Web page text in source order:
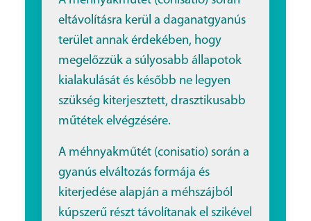
eltávolításra kerül a daganatgyanús
terület annak érdekében, hogy
megelőzzük a súlyosabb állapotok
kialakulását és később ne legyen
szükség kiterjesztett, drasztikusabb
műtétek elvégzésére.
A méhnyakműtét (conisatio) során a
gyanús elváltozás formája és
kiterjedése alapján a méhszájból
kúpszerű részt távolítanak el szikével